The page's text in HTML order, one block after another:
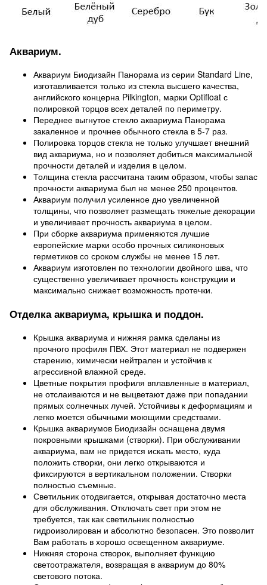
Аквариум.
Аквариум Биодизайн Панорама из серии Standard Line,
изготавливается только из стекла высшего качества,
английского концерна Pilkington, марки Optifloat с
полировкой торцов всех деталей по периметру.
Переднее выгнутое стекло аквариума Панорама
закаленное и прочнее обычного стекла в 5-7 раз.
Полировка торцов стекла не только улучшает внешний
вид аквариума, но и позволяет добиться максимальной
прочности деталей и изделия в целом.
Толщина стекла рассчитана таким образом, чтобы запас
прочности аквариума был не менее 250 процентов.
Аквариум получил усиленное дно увеличенной
толщины, что позволяет размещать тяжелые декорации
и увеличивает прочность аквариума в целом.
При сборке аквариума применяются лучшие
европейские марки особо прочных силиконовых
герметиков со сроком службы не менее 15 лет.
Аквариум изготовлен по технологии двойного шва, что
существенно увеличивает прочность конструкции и
максимально снижает возможность протечки.
Отделка аквариума, крышка и поддон.
Крышка аквариума и нижняя рамка сделаны из
прочного профиля ПВХ. Этот материал не подвержен
старению, химически нейтрален и устойчив к
агрессивной влажной среде.
Цветные покрытия профиля вплавленные в материал,
не отслаиваются и не выцветают даже при попадании
прямых солнечных лучей. Устойчивы к деформациям и
легко моется обычными моющими средствами.
Крышка аквариумов Биодизайн оснащена двумя
покровными крышками (створки). При обслуживании
аквариума, вам не придется искать место, куда
положить створки, они легко открываются и
фиксируются в вертикальном положении. Створки
полностью съемные.
Светильник отодвигается, открывая достаточно места
для обслуживания. Отключать свет при этом не
требуется, так как светильник полностью
гидроизолирован и абсолютно безопасен. Это позволит
Вам работать в хорошо освещенном аквариуме.
Нижняя сторона створок, выполняет функцию
светоотражателя, возвращая в аквариум до 80%
светового потока.